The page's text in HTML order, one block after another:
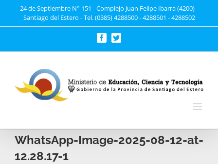
24 de Septiembre N° 151 - Complejo Juan Felipe Ibarra (4200) -
Santiago del Estero - Tel. (0385) 4288500 - 4288501 - 4288502
FacebookTwitter
WhatsApp-Image-2025-08-12-at-
12.28.17-1